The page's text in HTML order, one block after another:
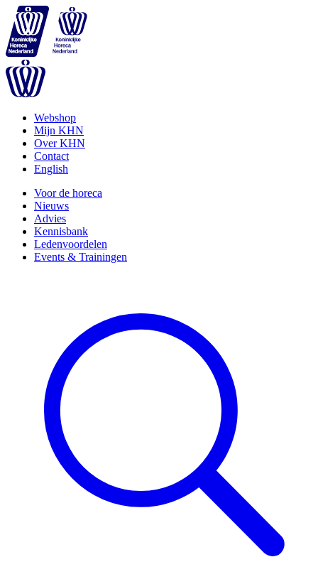
Webshop
Mijn KHN
Over KHN
Contact
English
Voor de horeca
Nieuws
Advies
Kennisbank
Ledenvoordelen
Events & Trainingen